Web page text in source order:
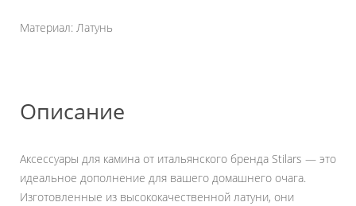
Материал: Латунь
Описание
Аксессуары для камина от итальянского бренда Stilars — это
идеальное дополнение для вашего домашнего очага.
Изготовленные из высококачественной латуни, они